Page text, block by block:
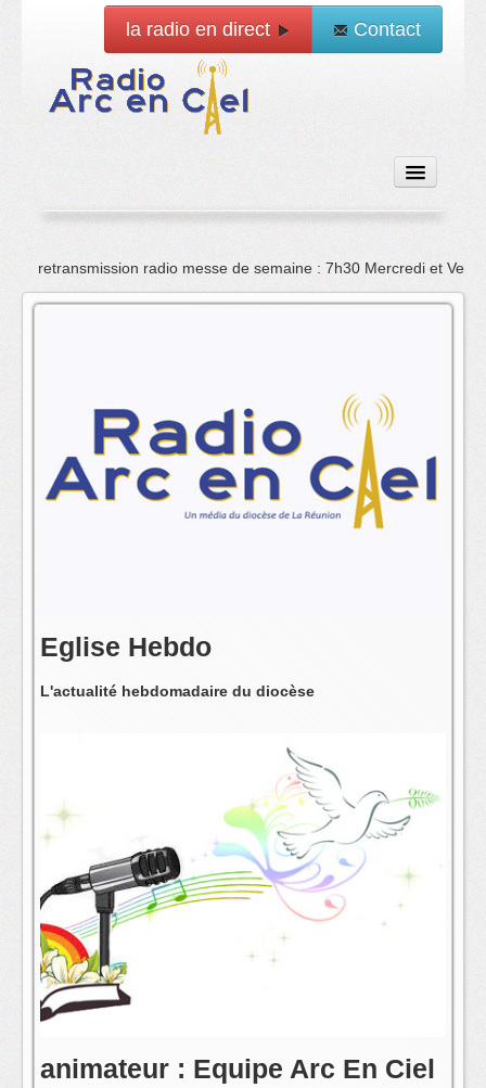
la radio en direct Contact
Accueil
Emissions
La radio
L'équipe
retransmission radio messe de semaine : 7h30 Mercredi et
Eglise Hebdo
L'actualité hebdomadaire du diocèse
animateur : Equipe Arc En Ciel